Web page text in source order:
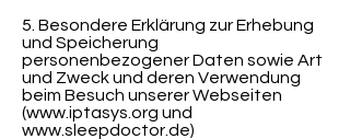
5. Besondere Erklärung zur Erhebung
und Speicherung
personenbezogener Daten sowie Art
und Zweck und deren Verwendung
beim Besuch unserer Webseiten
(www.iptasys.org und
www.sleepdoctor.de)